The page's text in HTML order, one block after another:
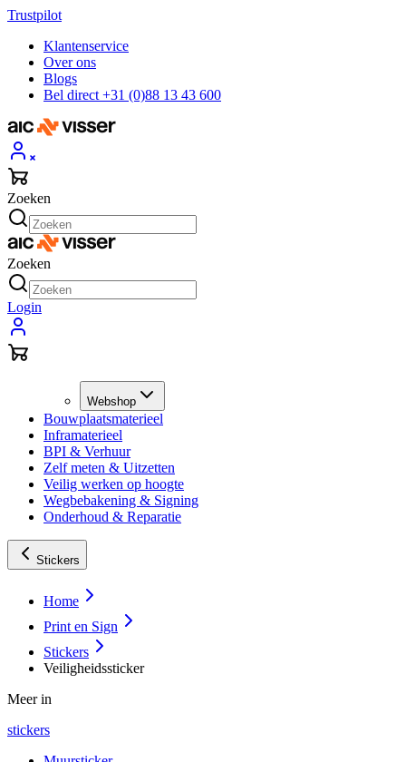
Trustpilot
Klantenservice
Over ons
Blogs
Bel direct +31 (0)88 13 43 600
Zoeken
Zoeken
Login
Webshop
Bouwplaatsmaterieel
Inframaterieel
BPI & Verhuur
Zelf meten & Uitzetten
Veilig werken op hoogte
Wegbebakening & Signing
Onderhoud & Reparatie
Stickers
Home
Print en Sign
Stickers
Veiligheidssticker
Meer in
stickers